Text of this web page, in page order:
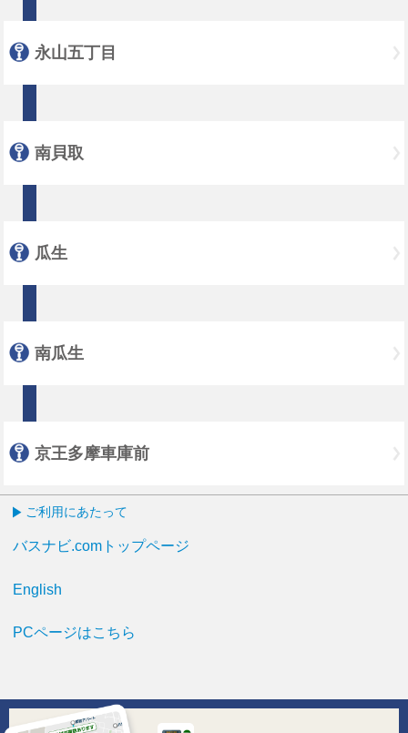
永山五丁目
南貝取
瓜生
南瓜生
京王多摩車庫前
ご利用にあたって
バスナビ.comトップページ
English
PCページはこちら